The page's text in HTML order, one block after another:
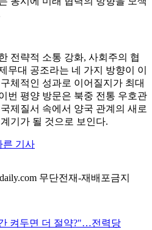
전략적 소통 강화, 사회주의 협
무대 공조라는 네 가지 방향이 이
체적인 성과로 이어질지가 최대
번 평양 방문은 북중 전통 우호관
제질서 속에서 양국 관계의 새로
기가 될 것으로 보인다.
른 기사
무단전재-재배포금지